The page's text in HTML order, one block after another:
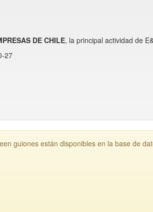
DE CHILE, la principal actividad de
27
guiones están disponibles en la base de